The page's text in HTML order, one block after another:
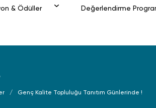
& Ödüller Değerlendirme
Genç Kalite Topluluğu Tanıtım Günlerinde !